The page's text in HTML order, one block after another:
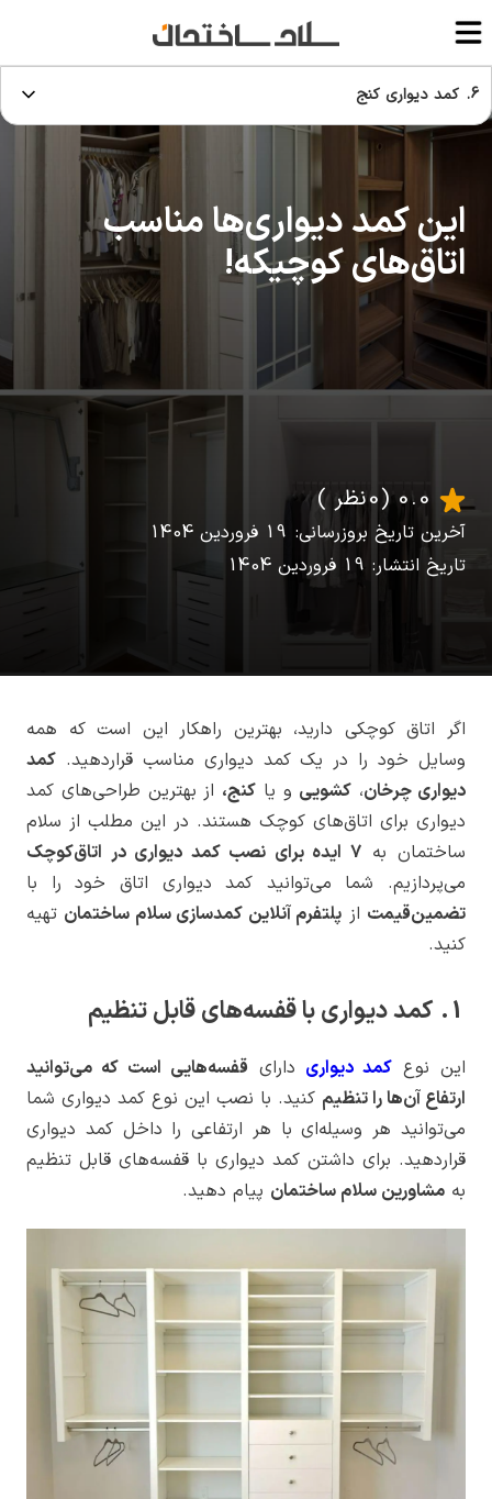
6. کمد دیواری کنج
این کمد دیواری‌ها مناسب
اتاق‌های کوچیکه!
آخرین تاریخ بروزرسانی: 19 فروردین 1404
تاریخ انتشار: 19 فروردین 1404
(0 نظر )
اگر اتاق کوچکی دارید، بهترین راهکار این است که همه
وسایل خود را در یک کمد دیواری مناسب قراردهید. کمد
دیواری چرخان، کشویی و یا کنج، از بهترین طراحی‌های کمد
دیواری برای اتاق‌های کوچک هستند. در این مطلب از سلام
ساختمان به 7 ایده برای نصب کمد دیواری در اتاق‌کوچک
می‌پردازیم. شما می‌توانید کمد دیواری اتاق خود را با
تضمین‌قیمت از پلتفرم آنلاین کمدسازی سلام ساختمان تهیه
کنید.
1. کمد دیواری با قفسه‌های قابل تنظیم
این نوع کمد دیواری دارای قفسه‌هایی است که می‌توانید
ارتفاع آن‌ها را تنظیم کنید. با نصب این نوع کمد دیواری شما
می‌توانید هر وسیله‌ای با هر ارتفاعی را داخل کمد دیواری
قراردهید. برای داشتن کمد دیواری با قفسه‌های قابل تنظیم
به مشاورین سلام ساختمان پیام دهید.